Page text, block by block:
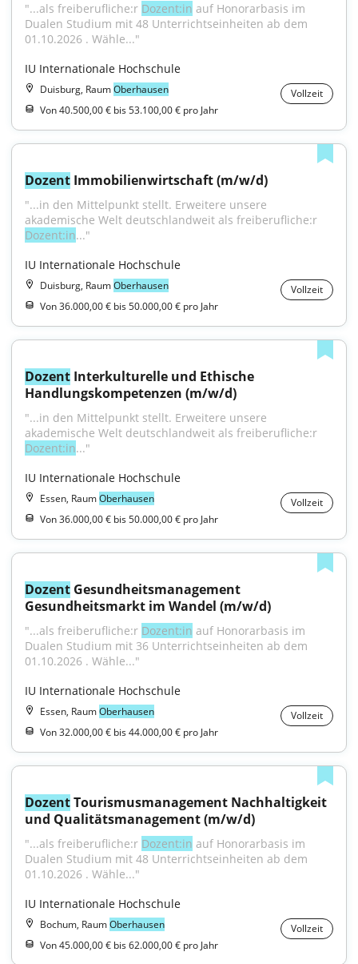
"...als freiberufliche:r Dozent:in auf Honorarbasis im
Dualen Studium mit 48 Unterrichtseinheiten ab dem
01.10.2026 . Wähle..."
IU Internationale Hochschule
Duisburg, RaumOberhausen
Vollzeit
Von 40.500,00 € bis 53.100,00 € pro Jahr
Dozent Immobilienwirtschaft (m/w/d)
"...in den Mittelpunkt stellt. Erweitere unsere
Dozent:in..."
IU Internationale Hochschule
Duisburg, RaumOberhausen
Vollzeit
Von 36.000,00 € bis 50.000,00 € pro Jahr
Dozent Interkulturelle und Ethische
Handlungskompetenzen (m/w/d)
"...in den Mittelpunkt stellt. Erweitere unsere
Dozent:in..."
IU Internationale Hochschule
Essen, RaumOberhausen
Vollzeit
Von 36.000,00 € bis 50.000,00 € pro Jahr
Dozent Gesundheitsmanagement
Gesundheitsmarkt im Wandel (m/w/d)
"...als freiberufliche:r Dozent:in auf Honorarbasis im
Dualen Studium mit 36 Unterrichtseinheiten ab dem
01.10.2026 . Wähle..."
IU Internationale Hochschule
Essen, RaumOberhausen
Vollzeit
Von 32.000,00 € bis 44.000,00 € pro Jahr
Dozent Tourismusmanagement Nachhaltigkeit
und Qualitätsmanagement (m/w/d)
"...als freiberufliche:r Dozent:in auf Honorarbasis im
Dualen Studium mit 48 Unterrichtseinheiten ab dem
01.10.2026 . Wähle..."
IU Internationale Hochschule
Bochum, RaumOberhausen
Vollzeit
Von 45.000,00 € bis 62.000,00 € pro Jahr